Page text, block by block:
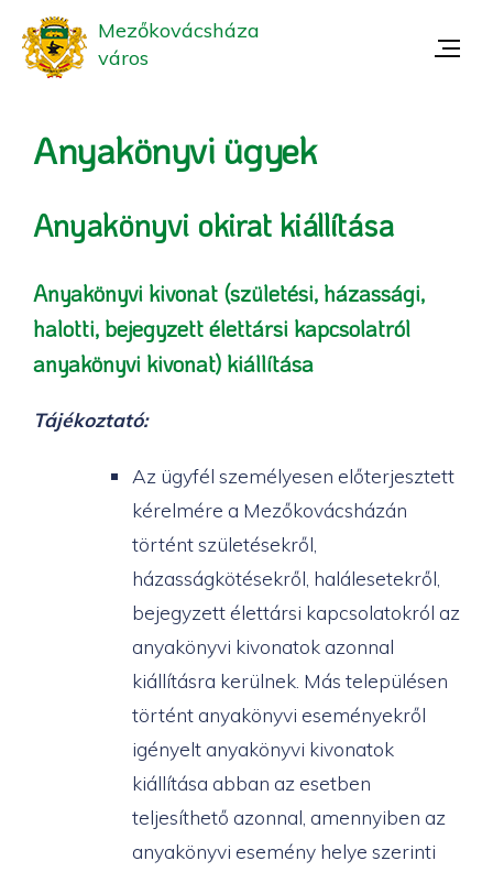
Mezőkovácsháza
város
Anyakönyvi ügyek
Anyakönyvi okirat kiállítása
Anyakönyvi kivonat (születési, házassági,
halotti, bejegyzett élettársi kapcsolatról
anyakönyvi kivonat) kiállítása
Tájékoztató:
Az ügyfél személyesen előterjesztett
kérelmére a Mezőkovácsházán
történt születésekről,
házasságkötésekről, halálesetekről,
bejegyzett élettársi kapcsolatokról az
anyakönyvi kivonatok azonnal
kiállításra kerülnek. Más településen
történt anyakönyvi eseményekről
igényelt anyakönyvi kivonatok
kiállítása abban az esetben
teljesíthető azonnal, amennyiben az
anyakönyvi esemény helye szerinti